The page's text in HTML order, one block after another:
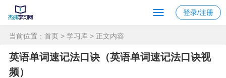
登录/注册
当前位置： 首页 > 学习库 > 正文内容
英语单词速记法口诀（英语单词速记法口诀视
频）